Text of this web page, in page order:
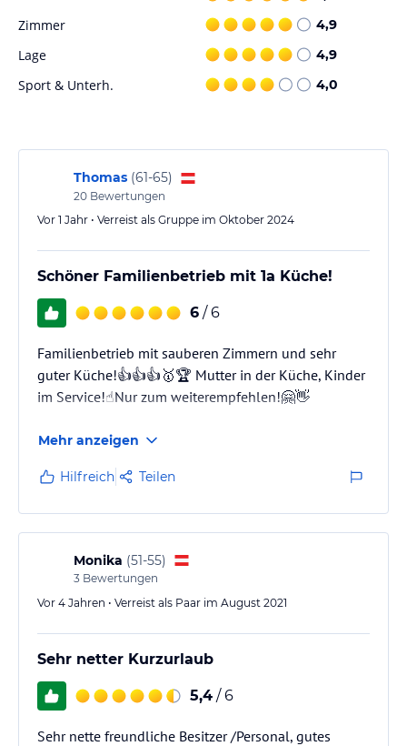
Angaben ohne Gewähr. Bitte lies vor der Buchung die
des jeweiligen Veranstalters.
Zimmer 4,9
Lage 4,9
Sport & Unterh. 4,0
Thomas (61-65)
20 Bewertungen
Vor 1 Jahr • Verreist als Gruppe im Oktober 2024
Schöner Familienbetrieb mit 1a Küche!
6 / 6
Familienbetrieb mit sauberen Zimmern und sehr
guter Küche!👍👍👍🥇🏆 Mutter in der Küche, Kinder
im Service!☝️Nur zum weiterempfehlen!🤗👋
Mehr anzeigen
Hilfreich Teilen
Monika (51-55)
3 Bewertungen
Vor 4 Jahren • Verreist als Paar im August 2021
Sehr netter Kurzurlaub
5,4 / 6
Sehr nette freundliche Besitzer /Personal, gutes